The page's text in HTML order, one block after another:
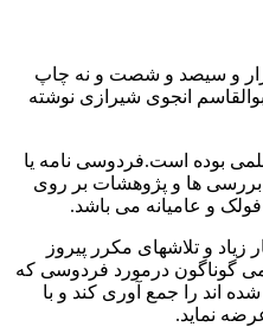
و سیصد و شصت و نه چاپ
انجوی شیرازی نوشته
بوده است.فردوسی نامه یا
ها و پژوهشات بر روی
و عامیانه می باشد.
و تلاشهای مکرر پیروز
گوناگون درمورد فردوسی که
اند را جمع آوری کند و با
نماید.